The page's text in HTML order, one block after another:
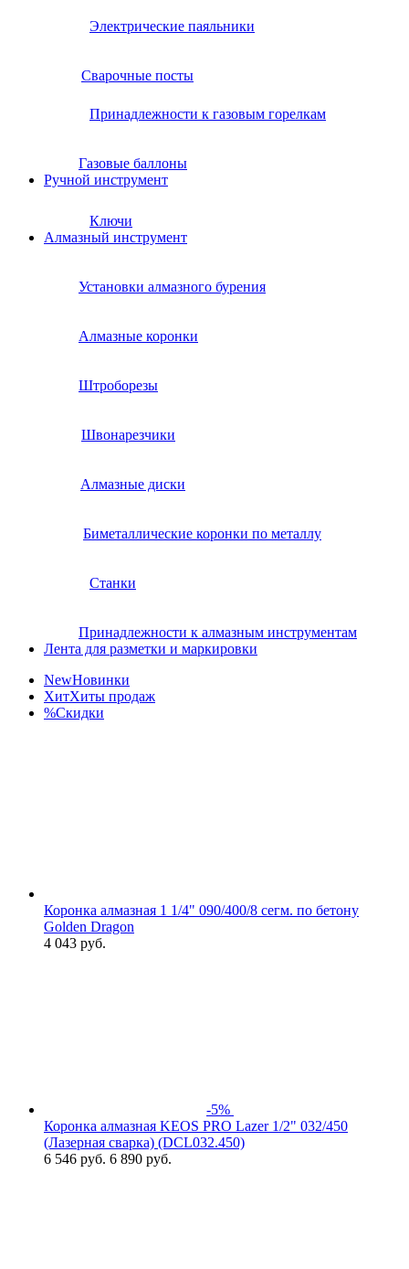
Электрические паяльники
Сварочные посты
Принадлежности к газовым горелкам
Газовые баллоны
Ручной инструмент
Ключи
Алмазный инструмент
Установки алмазного бурения
Алмазные коронки
Штроборезы
Швонарезчики
Алмазные диски
Биметаллические коронки по металлу
Станки
Принадлежности к алмазным инструментам
Лента для разметки и маркировки
NewНовинки
ХитХиты продаж
%Скидки
Коронка алмазная 1 1/4" 090/400/8 сегм. по бетону
Golden Dragon
4 043 руб.
-5%
Коронка алмазная KEOS PRO Lazer 1/2" 032/450
(Лазерная сварка) (DCL032.450)
6 546 руб. 6 890 руб.